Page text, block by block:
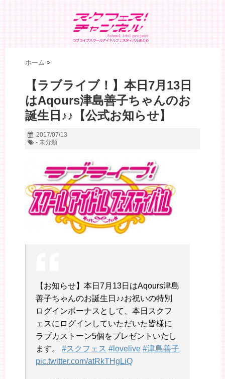
ホーム >
【ラブライブ！】本日7月13日
はAqours津島善子ちゃんのお
誕生日♪♪【公式お知らせ】
2017/07/13
- 未分類
【お知らせ】本日7月13日はAqours津島
善子ちゃんのお誕生日♪♪お祝いの特別
ログインボーナスとして、本日スクフ
ェスにログインしていただいた皆様に
ラブカストーン5個をプレゼントいたし
ます。 #スクフェス #lovelive #津島善子
pic.twitter.com/atRkTHgLiQ